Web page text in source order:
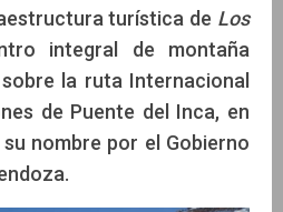
turística de Los
integral de montaña
la ruta Internacional
de Puente del Inca, en
nombre por el Gobierno